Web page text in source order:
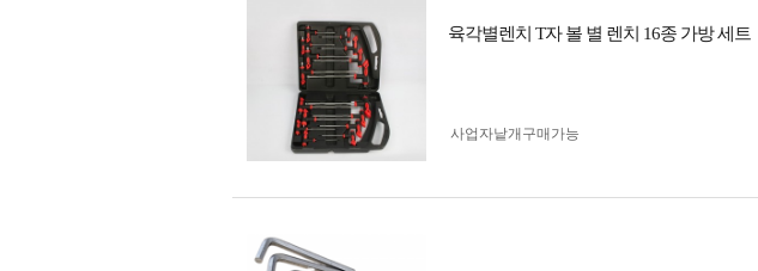
육각별렌치 T자 볼 별 렌치 16종 가방 세트
사업자 낱개구매가능